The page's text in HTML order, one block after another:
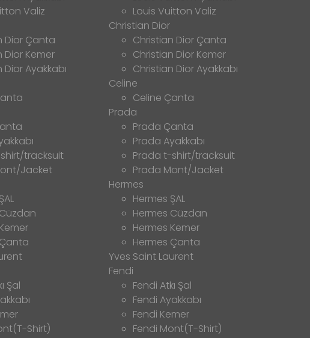
Valiz
Dior Çanta
Dior Kemer
Ayakkabı
tracksuit
Jacket
Şal
Shirt)
Louis Vuitton Valiz
Christian Dior
Christian Dior Çanta
Christian Dior Kemer
Christian Dior Ayakkabı
Celine
Celine Çanta
Prada
Prada Çanta
Prada Ayakkabı
Prada t-shirt/tracksuit
Prada Mont/Jacket
Hermes
Hermes ŞAL
Hermes Cüzdan
Hermes Kemer
Hermes Çanta
Yves Saint Laurent
Fendi
Fendi Atkı Şal
Fendi Ayakkabı
Fendi Kemer
Fendi Mont(T-Shirt)